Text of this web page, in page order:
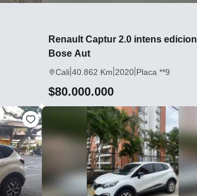
Renault Captur 2.0 intens edicion
Bose Aut
Cali|40.862 Km|2020|Placa **9
$80.000.000